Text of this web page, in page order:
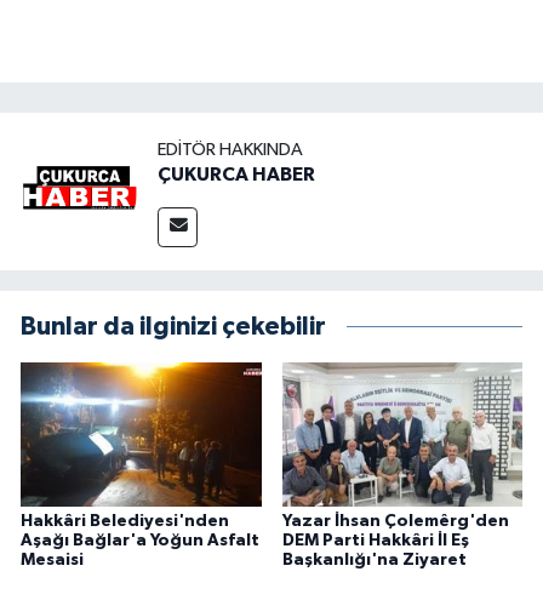
EDITÖR HAKKINDA
ÇUKURCA HABER
Bunlar da ilginizi çekebilir
Hakkâri Belediyesi'nden
Aşağı Bağlar'a Yoğun Asfalt
Mesaisi
Yazar İhsan Çolemêrg'den
DEM Parti Hakkâri İl Eş
Başkanlığı'na Ziyaret